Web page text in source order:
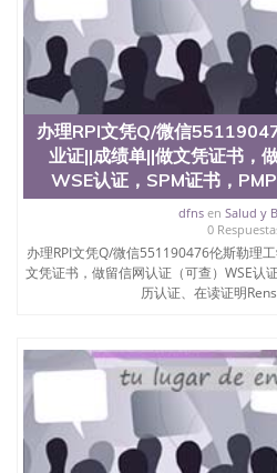
办理RPI文凭Q/微信
业证||成绩单||做文凭证书，
WSE认证，SPM证书，
dfnsen Salud y
0
办理RPI文凭Q/微信551190476伦斯勒
文凭证书，做留信网认证（可查）WSE认
历认证、在读证明